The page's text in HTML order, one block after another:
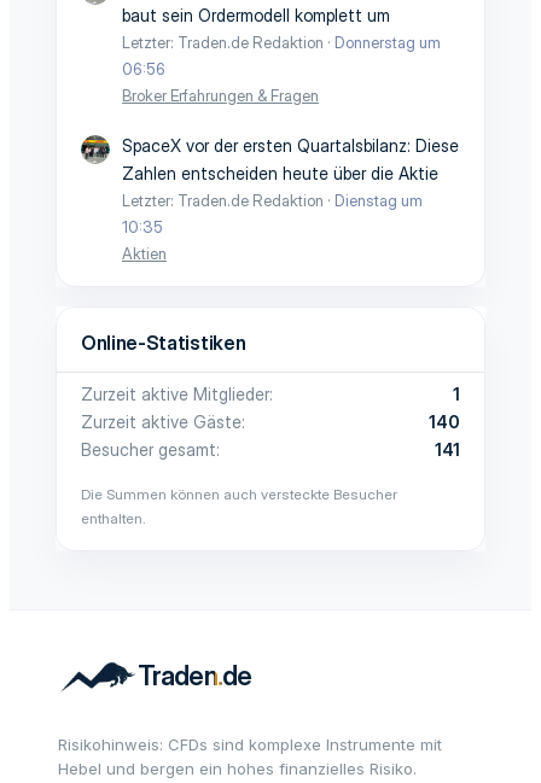
baut sein Ordermodell komplett um
Letzter: Traden.de Redaktion
Donnerstag um
06:56
Broker Erfahrungen & Fragen
SpaceX vor der ersten Quartalsbilanz: Diese
Zahlen entscheiden heute über die Aktie
Letzter: Traden.de Redaktion
Dienstag um
10:35
Aktien
Online-Statistiken
Zurzeit aktive Mitglieder
1
Zurzeit aktive Gäste
140
Besucher gesamt
141
Die Summen können auch versteckte Besucher
enthalten.
Risikohinweis: CFDs sind komplexe Instrumente mit
Hebel und bergen ein hohes finanzielles Risiko.